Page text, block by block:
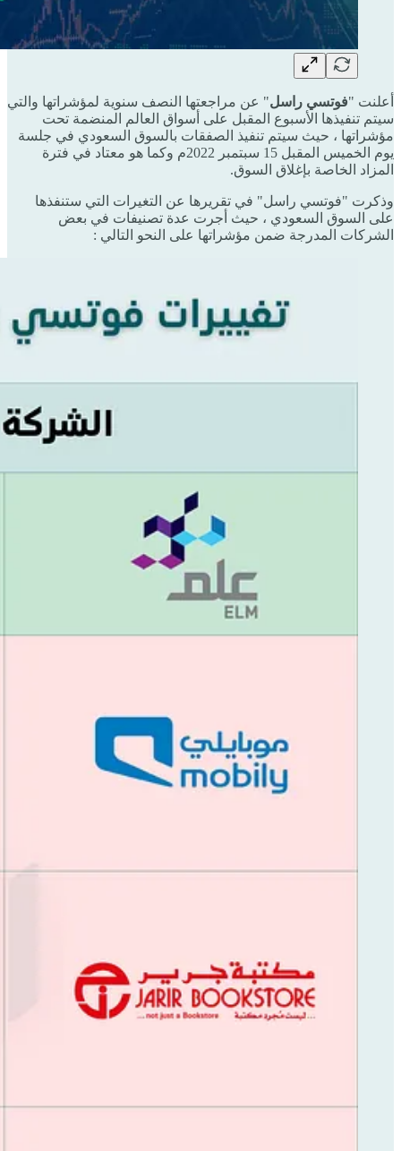
أعلنت "فوتسي راسل" عن مراجعتها النصف سنوية لمؤشراتها والتي
سيتم تنفيذها الأسبوع المقبل على أسواق العالم المنضمة تحت
مؤشراتها ، حيث سيتم تنفيذ الصفقات بالسوق السعودي في جلسة
يوم الخميس المقبل 15 سبتمبر 2022م وكما هو معتاد في فترة
المزاد الخاصة بإغلاق السوق.
وذكرت "فوتسي راسل" في تقريرها عن التغيرات التي ستنفذها
على السوق السعودي ، حيث أجرت عدة تصنيفات في بعض
الشركات المدرجة ضمن مؤشراتها على النحو التالي :